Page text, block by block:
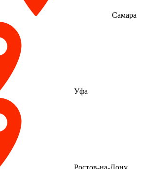
Самара
Уфа
Ростов-на-Дону